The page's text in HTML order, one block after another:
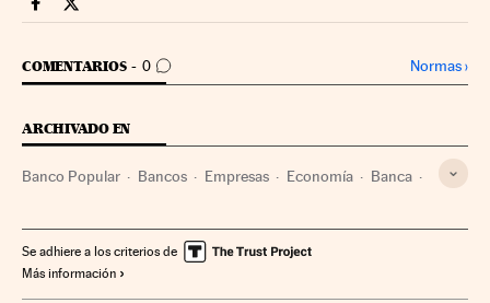
Companias Cinco Días en Facebook
Companias Cinco Días en Twitter
COMENTARIOS 0
IR A LOS COMENTARIOS Normas›
ARCHIVADO EN
Banco Popular Bancos Empresas Economía Banca
Se adhiere a los criterios de
Más información